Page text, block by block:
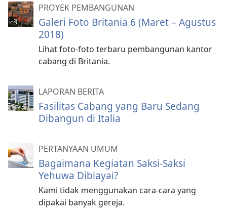
PROYEK PEMBANGUNAN
Galeri Foto Britania 6 (Maret – Agustus
2018)
Lihat foto-foto terbaru pembangunan kantor
cabang di Britania.
LAPORAN BERITA
Fasilitas Cabang yang Baru Sedang
Dibangun di Italia
PERTANYAAN UMUM
Bagaimana Kegiatan Saksi-Saksi
Yehuwa Dibiayai?
Kami tidak menggunakan cara-cara yang
dipakai banyak gereja.